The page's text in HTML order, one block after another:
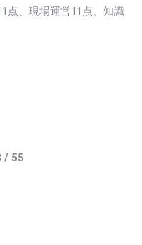
点、現場運営11点、知識
/ 55